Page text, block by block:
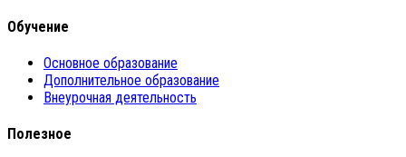
Обучение
Основное образование
Дополнительное образование
Внеурочная деятельность
Полезное